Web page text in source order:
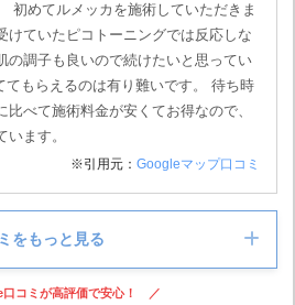
初めてルメッカを施術していただきま
けていたピコトーニングでは反応しな
の調子も良いので続けたいと思ってい
てもらえるのは有り難いです。 待ち時
べて施術料金が安くてお得なので、
ます。
※引用元：Googleマップ口コミ
をもっと見る
コミが高評価で安心！